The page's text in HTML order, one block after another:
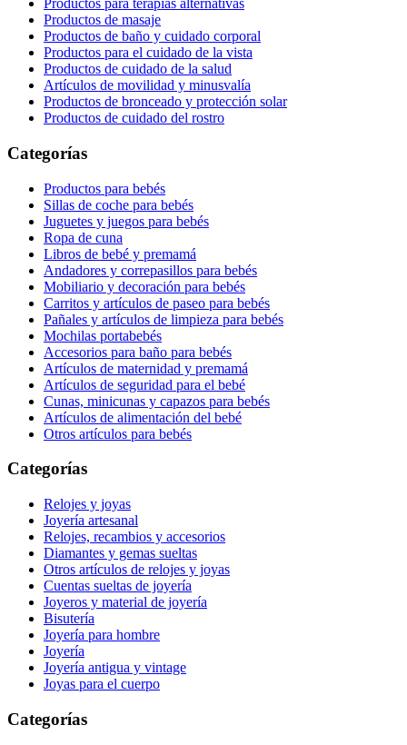
Productos para terapias alternativas
Productos de masaje
Productos de baño y cuidado corporal
Productos para el cuidado de la vista
Productos de cuidado de la salud
Artículos de movilidad y minusvalía
Productos de bronceado y protección solar
Productos de cuidado del rostro
Categorías
Productos para bebés
Sillas de coche para bebés
Juguetes y juegos para bebés
Ropa de cuna
Libros de bebé y premamá
Andadores y correpasillos para bebés
Mobiliario y decoración para bebés
Carritos y artículos de paseo para bebés
Pañales y artículos de limpieza para bebés
Mochilas portabebés
Accesorios para baño para bebés
Artículos de maternidad y premamá
Artículos de seguridad para el bebé
Cunas, minicunas y capazos para bebés
Artículos de alimentación del bebé
Otros artículos para bebés
Categorías
Relojes y joyas
Joyería artesanal
Relojes, recambios y accesorios
Diamantes y gemas sueltas
Otros artículos de relojes y joyas
Cuentas sueltas de joyería
Joyeros y material de joyería
Bisutería
Joyería para hombre
Joyería
Joyería antigua y vintage
Joyas para el cuerpo
Categorías